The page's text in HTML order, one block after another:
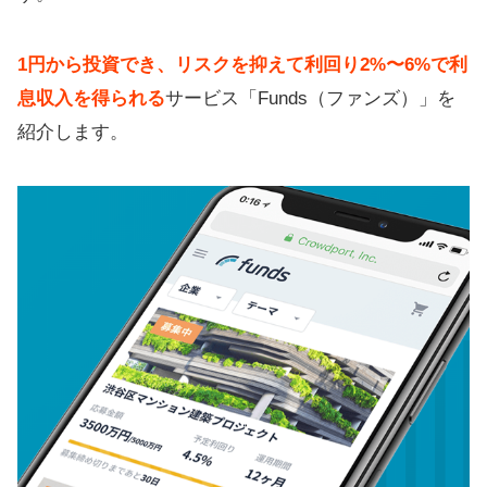
1円から投資でき、リスクを抑えて利回り2%〜6%で利
息収入を得られるサービス「Funds（ファンズ）」を
紹介します。